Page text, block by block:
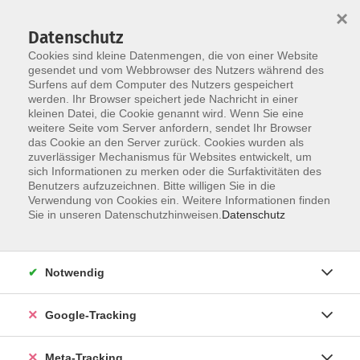
Skip to main content
C1 – Fachkundige
Sprachverwendung
zurück zu Französisch
Datenschutz
Cookies sind kleine Datenmengen, die von einer Website
gesendet und vom Webbrowser des Nutzers während des
Surfens auf dem Computer des Nutzers gespeichert
werden. Ihr Browser speichert jede Nachricht in einer
kleinen Datei, die Cookie genannt wird. Wenn Sie eine
weitere Seite vom Server anfordern, sendet Ihr Browser
das Cookie an den Server zurück. Cookies wurden als
zuverlässiger Mechanismus für Websites entwickelt, um
sich Informationen zu merken oder die Surfaktivitäten des
Benutzers aufzuzeichnen. Bitte willigen Sie in die
Verwendung von Cookies ein. Weitere Informationen finden
Sie in unseren Datenschutzhinweisen. Datenschutz
×
Notwendig
Google-Tracking